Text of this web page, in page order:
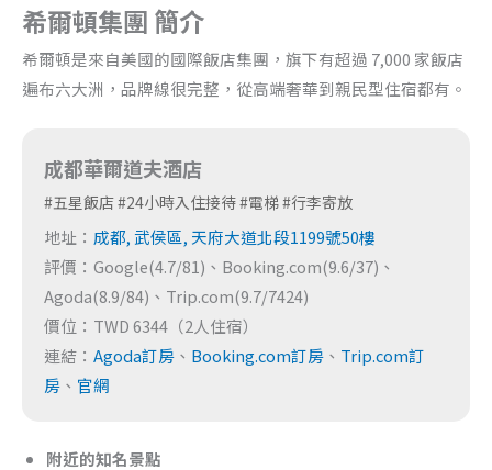
希爾頓集團 簡介
希爾頓是來自美國的國際飯店集團，旗下有超過 7,000 家飯店
遍布六大洲，品牌線很完整，從高端奢華到親民型住宿都有。
成都華爾道夫酒店
#五星飯店 #24小時入住接待 #電梯 #行李寄放
地址： 成都, 武侯區, 天府大道北段1199號50樓
評價：Google(4.7/81)、Booking.com(9.6/37)、
Agoda(8.9/84)、Trip.com(9.7/7424)
價位：TWD 6344（2人住宿）
連結： Agoda訂房 、 Booking.com訂房 、 Trip.com訂
房 、 官網
附近的知名景點